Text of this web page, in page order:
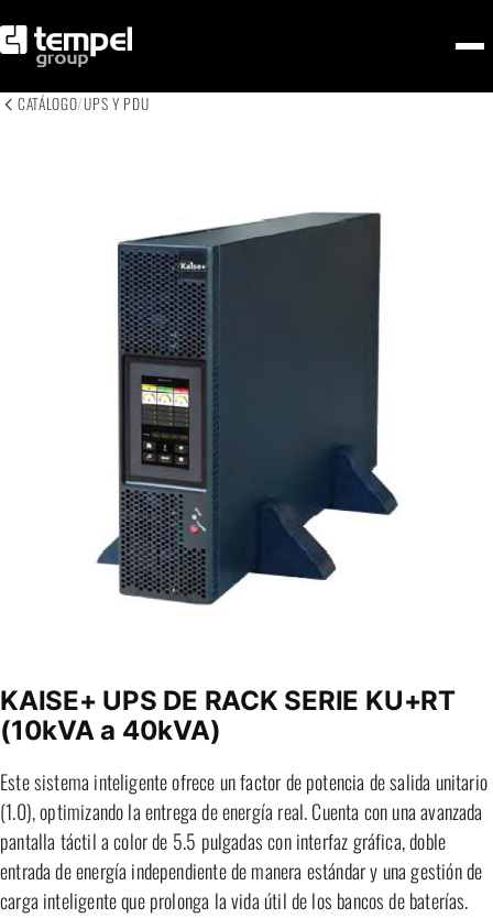
CATÁLOGO/UPS Y PDU
KAISE+ UPS DE RACK SERIE KU+RT
(10kVA a 40kVA)
Este sistema inteligente ofrece un factor de potencia de salida unitario
(1.0), optimizando la entrega de energía real. Cuenta con una avanzada
pantalla táctil a color de 5.5 pulgadas con interfaz gráfica, doble
entrada de energía independiente de manera estándar y una gestión de
carga inteligente que prolonga la vida útil de los bancos de baterías.